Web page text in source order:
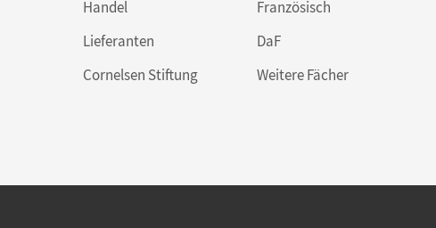
Handel
Lieferanten
Cornelsen Stiftung
Französisch
DaF
Weitere Fächer